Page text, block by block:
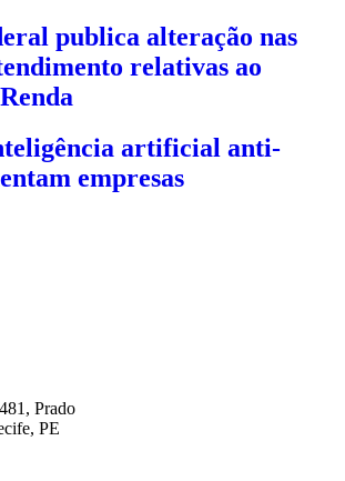
publica alteração nas
relativas ao
artificial anti-
empresas
Prado
PE